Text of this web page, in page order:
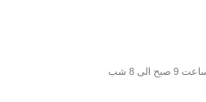
الی 8 شب